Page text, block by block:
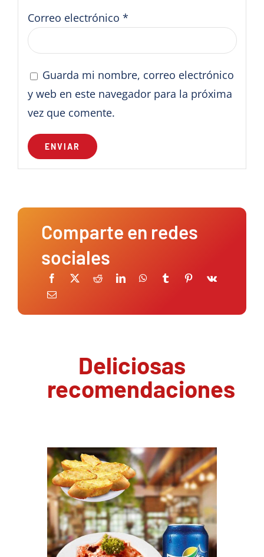
Correo electrónico *
Guarda mi nombre, correo electrónico
y web en este navegador para la próxima
vez que comente.
Comparte en redes
sociales
Deliciosas
recomendaciones
PEDIR AHORA
/
DETAILS